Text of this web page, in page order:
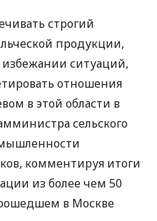
строгий
продукции,
избежании ситуаций,
отношения
в этой области в
сельского
комментируя итоги
из более чем 50
в Москве